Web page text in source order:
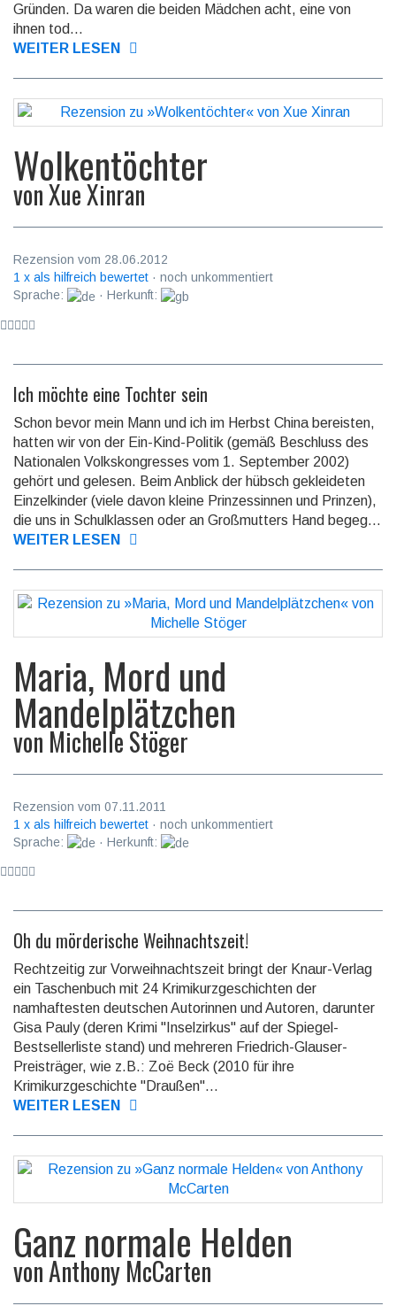
Gründen. Da waren die beiden Mäd­chen acht, eine von
ihnen tod­...
WEITER LESEN
Wolkentöchter
vonXue Xinran
Rezension vom 28.06.2012
1 x als hilfreich bewertet · noch unkommentiert
Sprache:
· Herkunft:
Ich möchte eine Tochter sein
Schon bevor mein Mann und ich im Herbst China bereisten,
hatten wir von der Ein-Kind-Politik (gemäß Beschluss des
Nationalen Volkskongresses vom 1. September 2002)
gehört und gelesen. Beim Anblick der hübsch gekleideten
Einzelkinder (viele davon kleine Prinzessinnen und Prinzen),
die uns in Schulklassen oder an Großmutters Hand begeg...
WEITER LESEN
Maria, Mord und
Mandelplätzchen
von Michelle Stöger
Rezension vom 07.11.2011
1 x als hilfreich bewertet · noch unkommentiert
Sprache:
· Herkunft:
Oh du mörderische Weihnachtszeit!
Rechtzeitig zur Vorweihnachtszeit bringt der Knaur-Verlag
ein Taschenbuch mit 24 Krimikurzgeschichten der
namhaftesten deutschen Autorinnen und Autoren, darunter
Gisa Pauly (deren Krimi "Inselzirkus" auf der Spiegel-
Bestsellerliste stand) und mehreren Friedrich-Glauser-
Preisträger, wie z.B.: Zoë Beck (2010 für ihre
Krimikurzgeschichte "Draußen"...
WEITER LESEN
Ganz normale Helden
vonAnthony McCarten